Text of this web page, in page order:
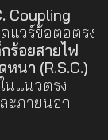
Coupling
แวร์ข้อต่อตรง
ร้อยสายไฟ
นา (R.S.C.)
นแนวตรง
ะภายนอก